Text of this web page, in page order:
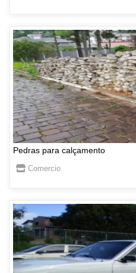
Pedras para calçamento
Comercio